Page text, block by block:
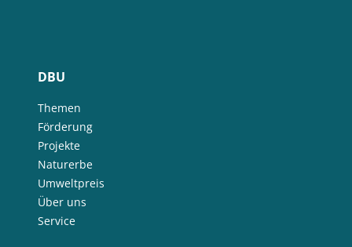
DBU
Themen
Förderung
Projekte
Naturerbe
Umweltpreis
Über uns
Service